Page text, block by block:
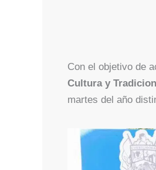
Con el objetivo de
Cultura y
martes del año